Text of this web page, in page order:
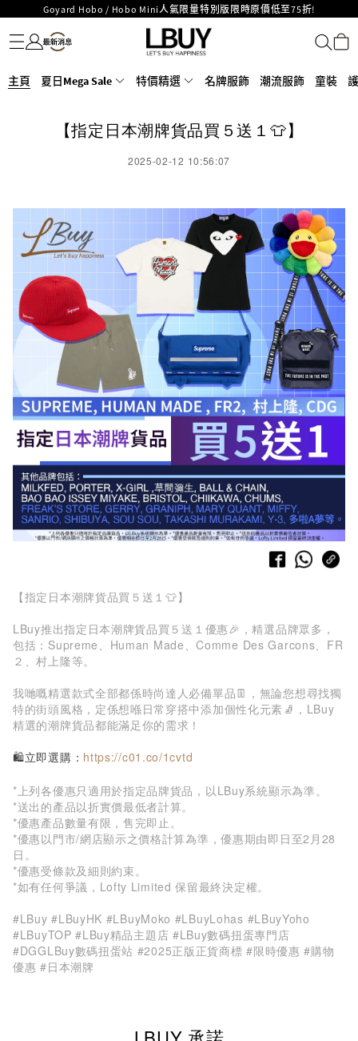
Goyard Hobo / Hobo Mini人氣限量特別版限時原價低至75折!
LBuy呈獻 - Hermès 及 Chanel 手袋及首飾原價低至6折，立即入手!
LBuy Nintendo Switch / Nintendo Switch 2 正規商品零售店登陸MOKO 4樓
重要通告：銀行轉帳及轉數快付款注意事項
LBuy MEGA SALE 精選名牌手袋及小皮具低至6折
名牌服飾
潮流服飾
童裝
護膚美妝
香水香薰
個人護理
母嬰護理
遊戲及精品玩具
文儀用品
家居生活
電子產品
美食
醫藥保健
運動與戶外用品
主頁 夏日Mega Sale 特價精選 名牌服飾 潮流服飾 童裝
【指定日本潮牌貨品買５送１👕】
2025-02-12 10:56:07
【指定日本潮牌貨品買５送１👕】
LBuy推出指定日本潮牌貨品買５送１優惠🎉，精選品牌眾多，
包括：Supreme、Human Made、Comme Des Garcons、FR
２、村上隆等。
我哋嘅精選款式全部都係時尚達人必備單品👖，無論您想尋找獨
特的街頭風格，定係想喺日常穿搭中添加個性化元素🧦，LBuy
精選的潮牌貨品都能滿足你的需求！
🛍️立即選購： https://c01.co/1cvtd
*上列各優惠只適用於指定品牌貨品，以LBuy系統顯示為準。
*送出的產品以折實價最低者計算。
*優惠產品數量有限，售完即止。
*優惠以門市/網店顯示之價格計算為準，優惠期由即日至2月28
日。
*優惠受條款及細則約束。
*如有任何爭議，Lofty Limited 保留最終決定權。
#LBuy #LBuyHK #LBuyMoko #LBuyLohas #LBuyYoho
#LBuyTOP #LBuy精品主題店 #LBuy數碼扭蛋專門店
#DGGLBuy數碼扭蛋站 #2025正版正貨商標 #限時優惠 #購物
優惠 #日本潮牌